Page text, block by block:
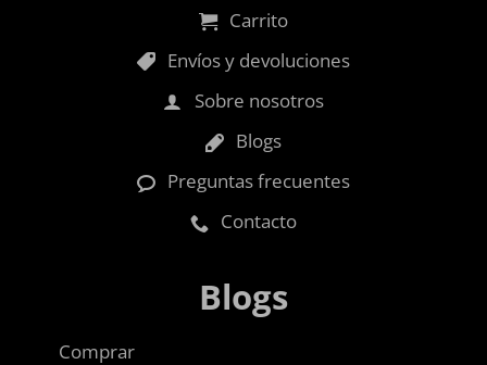
Carrito
Envíos y devoluciones
Sobre nosotros
Blogs
Preguntas frecuentes
Contacto
Blogs
Comprar